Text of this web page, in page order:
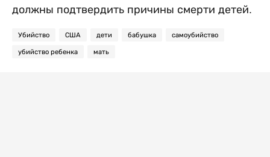
должны подтвердить причины смерти детей.
Убийство США дети бабушка самоубийство
убийство ребенка мать